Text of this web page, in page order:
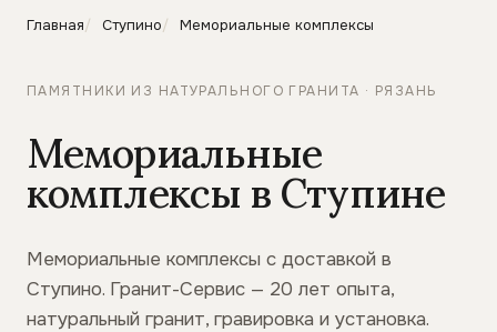
Главная Ступино Мемориальные комплексы
ПАМЯТНИКИ ИЗ НАТУРАЛЬНОГО ГРАНИТА · РЯЗАНЬ
Мемориальные
комплексы в Ступине
Мемориальные комплексы с доставкой в
Ступино. Гранит-Сервис — 20 лет опыта,
натуральный гранит, гравировка и установка.